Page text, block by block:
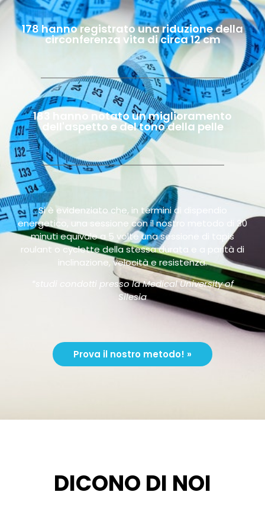
178 hanno registrato una riduzione della
circonferenza vita di circa 12 cm
183 hanno notato un miglioramento
dell'aspetto e del tono della pelle
Si è evidenziato che, in termini di dispendio
energetico, una sessione con il nostro metodo di 30
minuti equivale a 5 volte una sessione di tapis
roulant o cyclette della stessa durata e a parità di
inclinazione, velocità e resistenza.
*studi condotti presso la Medical University of
Silesia
Prova il nostro metodo! »
DICONO DI NOI